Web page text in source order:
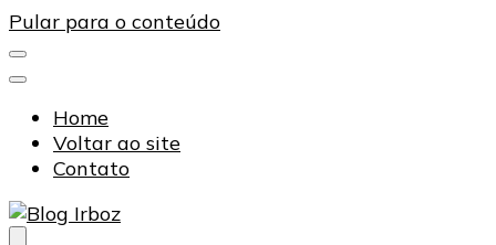
Pular para o conteúdo
Home
Voltar ao site
Contato